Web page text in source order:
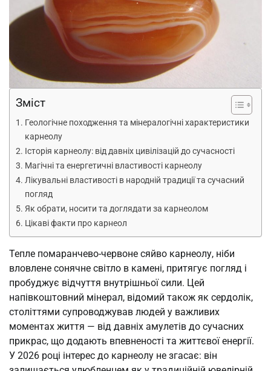
Зміст
Геологічне походження та мінералогічні характеристики
карнеолу
Історія карнеолу: від давніх цивілізацій до сучасності
Магічні та енергетичні властивості карнеолу
Лікувальні властивості в народній традиції та сучасний
погляд
Як обрати, носити та доглядати за карнеолом
Цікаві факти про карнеол
Тепле помаранчево-червоне сяйво карнеолу, ніби
вловлене сонячне світло в камені, притягує погляд і
пробуджує відчуття внутрішньої сили. Цей
напівкоштовний мінерал, відомий також як сердолік,
століттями супроводжував людей у важливих
моментах життя — від давніх амулетів до сучасних
прикрас, що додають впевненості та життєвої енергії.
У 2026 році інтерес до карнеолу не згасає: він